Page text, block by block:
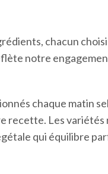
chacun
notre
chaque matin
recette. Les
qui équilibre